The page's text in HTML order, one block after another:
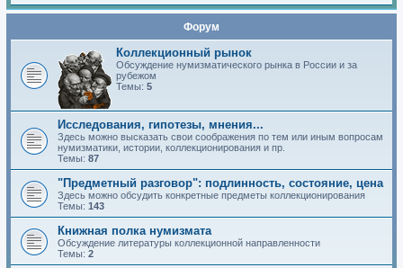
Форум
Коллекционный рынок
Обсуждение нумизматического рынка в России и за
рубежом
Темы: 5
Исследования, гипотезы, мнения...
Здесь можно высказать свои соображения по тем или иным вопросам
нумизматики, истории, коллекционирования и пр.
Темы: 87
"Предметный разговор": подлинность, состояние, цена
Здесь можно обсудить конкретные предметы коллекционирования
Темы: 143
Книжная полка нумизмата
Обсуждение литературы коллекционной направленности
Темы: 2